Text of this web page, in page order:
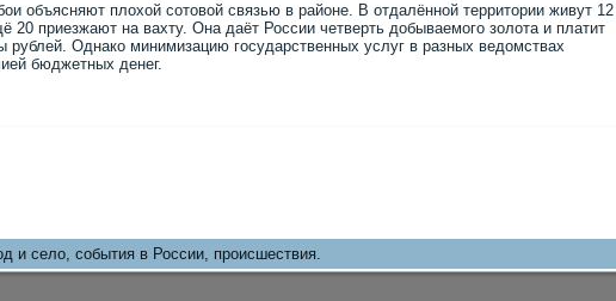
объясняют плохой сотовой связью в районе. В отдалённой территории живут 12
20 приезжают на вахту. Она даёт России четверть добываемого золота и платит
рублей. Однако минимизацию государственных услуг в разных ведомствах
бюджетных денег.
и село, события в России, происшествия.